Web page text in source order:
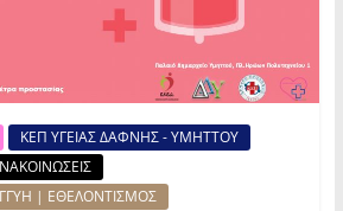
ΚΕΠ ΥΓΕΙΑΣ ΔΑΦΝΗΣ - ΥΜΗΤΤΟΥ
| ΕΘΕΛΟΝΤΙΣΜΟΣ